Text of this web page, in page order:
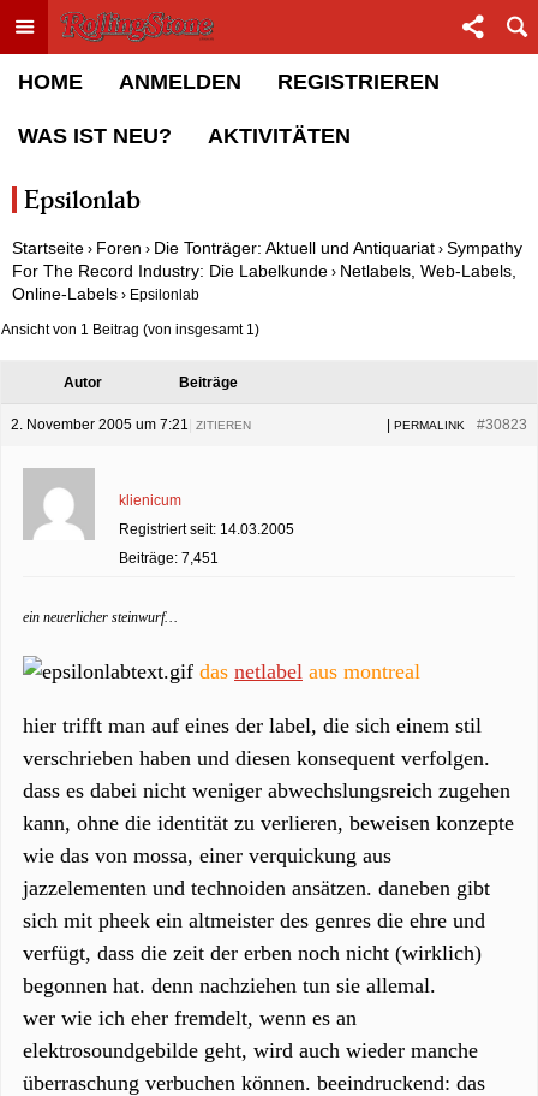
Toggle menu
Rolling Stone Forum
HOME ANMELDEN REGISTRIEREN
WAS IST NEU? AKTIVITÄTEN
Epsilonlab
Startseite › Foren › Die Tonträger: Aktuell und Antiquariat › Sympathy
For The Record Industry: Die Labelkunde › Netlabels, Web-Labels,
Online-Labels › Epsilonlab
Ansicht von 1 Beitrag (von insgesamt 1)
Autor Beiträge
2. November 2005 um 7:21 #30823
PERMALINK
ZITIEREN
klienicum
Registriert seit: 14.03.2005
Beiträge: 7,451
ein neuerlicher steinwurf…
das netlabel aus montreal
hier trifft man auf eines der label, die sich einem stil
verschrieben haben und diesen konsequent verfolgen.
dass es dabei nicht weniger abwechslungsreich zugehen
kann, ohne die identität zu verlieren, beweisen konzepte
wie das von mossa, einer verquickung aus
jazzelementen und technoiden ansätzen. daneben gibt
sich mit pheek ein altmeister des genres die ehre und
verfügt, dass die zeit der erben noch nicht (wirklich)
begonnen hat. denn nachziehen tun sie allemal.
wer wie ich eher fremdelt, wenn es an
elektrosoundgebilde geht, wird auch wieder manche
überraschung verbuchen können. beeindruckend: das